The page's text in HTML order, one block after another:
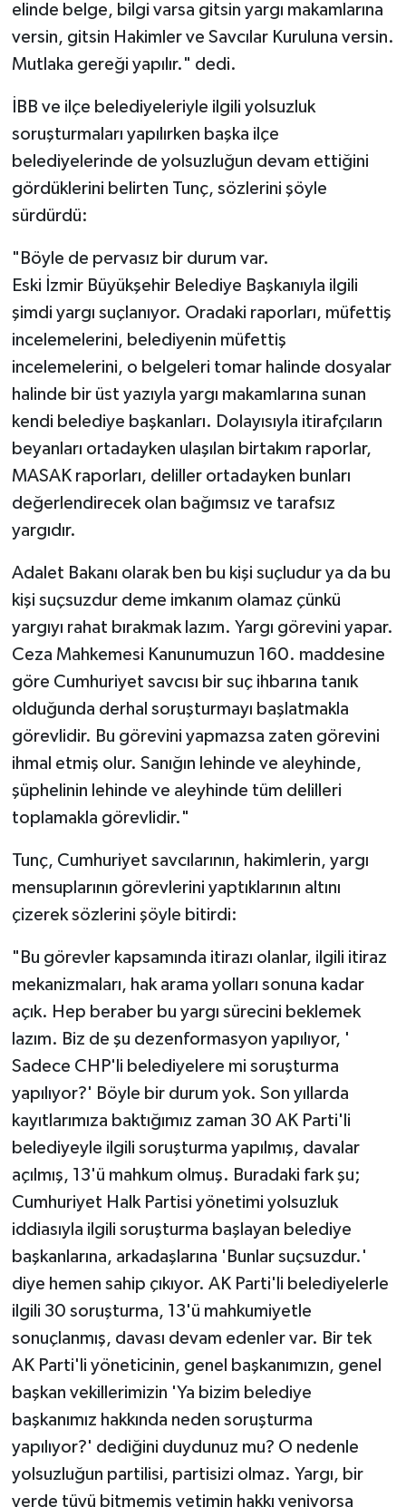
elinde belge, bilgi varsa gitsin yargı makamlarına
versin, gitsin Hakimler ve Savcılar Kuruluna versin.
Mutlaka gereği yapılır." dedi.
İBB ve ilçe belediyeleriyle ilgili yolsuzluk
soruşturmaları yapılırken başka ilçe
belediyelerinde de yolsuzluğun devam ettiğini
gördüklerini belirten Tunç, sözlerini şöyle
sürdürdü:
"Böyle de pervasız bir durum var.
Eski İzmir Büyükşehir Belediye Başkanıyla ilgili
şimdi yargı suçlanıyor. Oradaki raporları, müfettiş
incelemelerini, belediyenin müfettiş
incelemelerini, o belgeleri tomar halinde dosyalar
halinde bir üst yazıyla yargı makamlarına sunan
kendi belediye başkanları. Dolayısıyla itirafçıların
beyanları ortadayken ulaşılan birtakım raporlar,
MASAK raporları, deliller ortadayken bunları
değerlendirecek olan bağımsız ve tarafsız
yargıdır.
Adalet Bakanı olarak ben bu kişi suçludur ya da bu
kişi suçsuzdur deme imkanım olamaz çünkü
yargıyı rahat bırakmak lazım. Yargı görevini yapar.
Ceza Mahkemesi Kanunumuzun 160. maddesine
göre Cumhuriyet savcısı bir suç ihbarına tanık
olduğunda derhal soruşturmayı başlatmakla
görevlidir. Bu görevini yapmazsa zaten görevini
ihmal etmiş olur. Sanığın lehinde ve aleyhinde,
şüphelinin lehinde ve aleyhinde tüm delilleri
toplamakla görevlidir."
Tunç, Cumhuriyet savcılarının, hakimlerin, yargı
mensuplarının görevlerini yaptıklarının altını
çizerek sözlerini şöyle bitirdi:
"Bu görevler kapsamında itirazı olanlar, ilgili itiraz
mekanizmaları, hak arama yolları sonuna kadar
açık. Hep beraber bu yargı sürecini beklemek
lazım. Biz de şu dezenformasyon yapılıyor, '
Sadece CHP'li belediyelere mi soruşturma
yapılıyor?' Böyle bir durum yok. Son yıllarda
kayıtlarımıza baktığımız zaman 30 AK Parti'li
belediyeyle ilgili soruşturma yapılmış, davalar
açılmış, 13'ü mahkum olmuş. Buradaki fark şu;
Cumhuriyet Halk Partisi yönetimi yolsuzluk
iddiasıyla ilgili soruşturma başlayan belediye
başkanlarına, arkadaşlarına 'Bunlar suçsuzdur.'
diye hemen sahip çıkıyor. AK Parti'li belediyelerle
ilgili 30 soruşturma, 13'ü mahkumiyetle
sonuçlanmış, davası devam edenler var. Bir tek
AK Parti'li yöneticinin, genel başkanımızın, genel
başkan vekillerimizin 'Ya bizim belediye
başkanımız hakkında neden soruşturma
yapılıyor?' dediğini duydunuz mu? O nedenle
yolsuzluğun partilisi, partisizi olmaz. Yargı, bir
yerde tüyü bitmemiş yetimin hakkı yeniyorsa